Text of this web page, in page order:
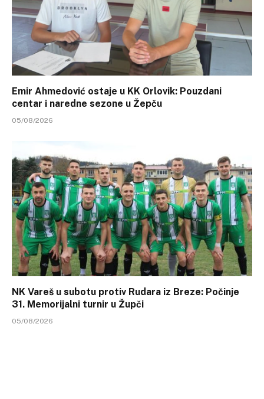
Emir Ahmedović ostaje u KK Orlovik: Pouzdani
centar i naredne sezone u Žepču
05/08/2026
NK Vareš u subotu protiv Rudara iz Breze: Počinje
31. Memorijalni turnir u Župči
05/08/2026